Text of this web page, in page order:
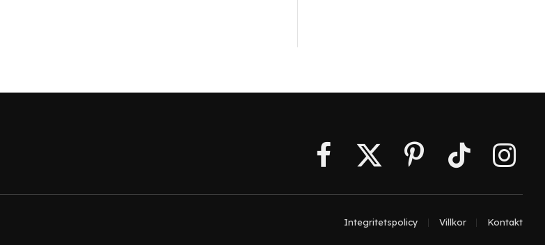
FacebookX
Pinterest TikTok
Integritetspolicy Villkor Kontakt